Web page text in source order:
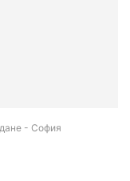
- София